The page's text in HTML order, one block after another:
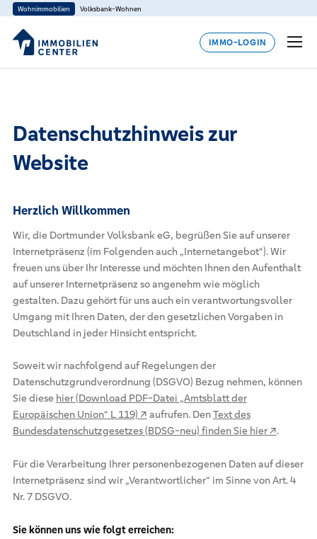
Wohnimmobilien Volksbank-Wohnen
IMMO-LOGIN
Datenschutzhinweis zur
Website
Herzlich Willkommen
Wir, die Dortmunder Volksbank eG, begrüßen Sie auf unserer
Internetpräsenz (im Folgenden auch „Internetangebot“). Wir
freuen uns über Ihr Interesse und möchten Ihnen den Aufenthalt
auf unserer Internetpräsenz so angenehm wie möglich
gestalten. Dazu gehört für uns auch ein verantwortungsvoller
Umgang mit Ihren Daten, der den gesetzlichen Vorgaben in
Deutschland in jeder Hinsicht entspricht.
Soweit wir nachfolgend auf Regelungen der
Datenschutzgrundverordnung (DSGVO) Bezug nehmen, können
Sie diese hier (Download PDF-Datei „Amtsblatt der
Europäischen Union“ L 119) ↗ aufrufen. DenText des
Bundesdatenschutzgesetzes (BDSG-neu) finden Sie hier ↗.
Für die Verarbeitung Ihrer personenbezogenen Daten auf dieser
Internetpräsenz sind wir „Verantwortlicher“ im Sinne von Art. 4
Nr. 7 DSGVO.
Sie können uns wie folgt erreichen: